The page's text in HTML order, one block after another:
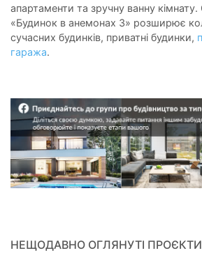
апартаменти та зручну ванну
«Будинок в анемонах 3» розширює
сучасних будинків, приватні будинки,
гаража.
НЕЩОДАВНО ОГЛЯНУТІ ПРОЄКТИ